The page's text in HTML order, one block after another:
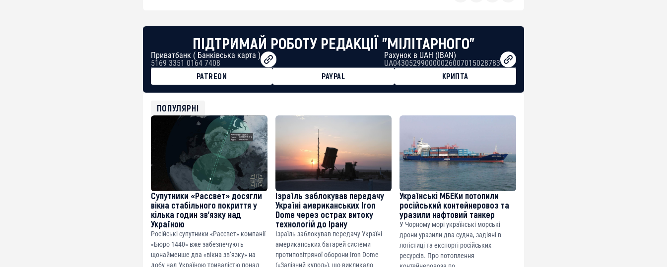
ПІДТРИМАЙ РОБОТУ РЕДАКЦІЇ "МІЛІТАРНОГО"
Приватбанк ( Банківська карта )
5169 3351 0164 7408
Рахунок в UAH (IBAN)
UA043052990000026007015028783
PATREON
PAYPAL
КРИПТА
USDT
0x8676644fA7B6d328310283cAC1065Ae01d97CEe7
ETH
0xfD02863D3289416fcF50975c9DFda13623f97758
ПОПУЛЯРНІ
Супутники «Рассвет» досягли
вікна стабільного покриття у
кілька годин зв’язку над
Україною
Російські супутники «Рассвет» компанії
«Бюро 1440» вже забезпечують
щонайменше два «вікна зв’язку» на
добу над Україною тривалістю понад
Ізраїль заблокував передачу
Україні американських Iron
Dome через острах витоку
технологій до Ірану
Ізраїль заблокував передачу Україні
американських батарей системи
протиповітряної оборони Iron Dome
(«Залізний купол»), що викликало
Українські МБЕКи потопили
російський контейнеровоз та
уразили нафтовий танкер
У Чорному морі українські морські
дрони уразили два судна, задіяні в
логістиці та експорті російських
ресурсів. Про потоплення